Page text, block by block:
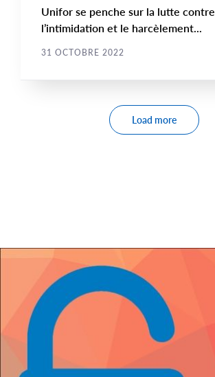
Unifor se penche sur la lutte contre
l’intimidation et le harcèlement...
31 OCTOBRE 2022
Load more